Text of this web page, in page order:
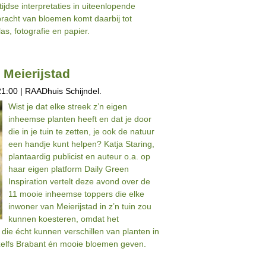
interpretaties in uiteenlopende
van bloemen komt daarbij tot
fotografie en papier.
Meierijstad
| RAADhuis Schijndel.
Wist je dat elke streek z’n eigen
inheemse planten heeft en dat je door
die in je tuin te zetten, je ook de natuur
een handje kunt helpen? Katja Staring,
plantaardig publicist en auteur o.a. op
haar eigen platform Daily Green
Inspiration vertelt deze avond over de
11 mooie inheemse toppers die elke
inwoner van Meierijstad in z’n tuin zou
kunnen koesteren, omdat het
écht kunnen verschillen van planten in
Brabant én mooie bloemen geven.